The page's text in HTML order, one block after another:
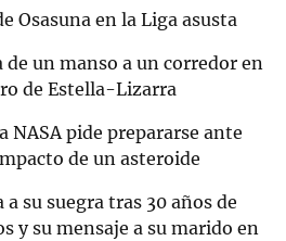
Osasuna en la Liga asusta
de un manso a un corredor en
de Estella-Lizarra
NASA pide prepararse ante
de un asteroide
su suegra tras 30 años de
y su mensaje a su marido en